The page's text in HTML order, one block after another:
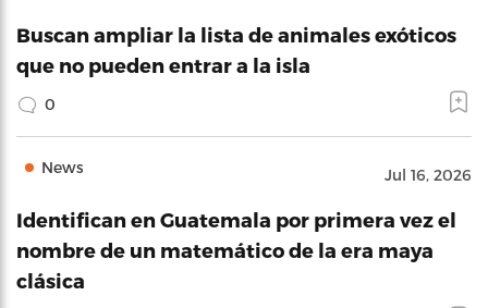
Buscan ampliar la lista de animales exóticos
que no pueden entrar a la isla
0
News Jul 16, 2026
Identifican en Guatemala por primera vez el
nombre de un matemático de la era maya
clásica